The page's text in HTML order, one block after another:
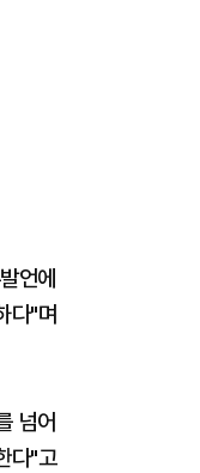
언에
다"며
넘어
다"고